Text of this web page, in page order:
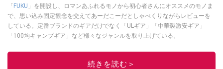
「FUKU 」を開設し、ロマンあふれるモノから初心者さんにオススメのモノま
で、思い込み固定観念を交えてあーだこーだとしゃべくりながらレビューを
している。定番ブランドのギアだけでなく「ULギア」「中華製激安ギア」
「100均キャンプギア」など様々なジャンルを取り上げている。
このイチオシストの他の記事を読む
続きを読む＞